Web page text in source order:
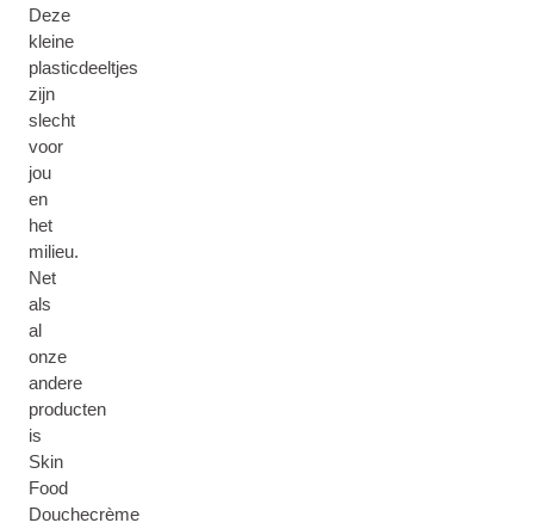
Deze
kleine
plasticdeeltjes
zijn
slecht
voor
jou
en
het
milieu.
Net
als
al
onze
andere
producten
is
Skin
Food
Douchecrème